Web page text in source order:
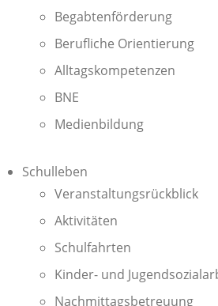
Begabtenförderung
Berufliche Orientierung
Alltagskompetenzen
BNE
Medienbildung
Schulleben
Veranstaltungsrückblick
Aktivitäten
Schulfahrten
Kinder- und
Nachmittagsbetreuung